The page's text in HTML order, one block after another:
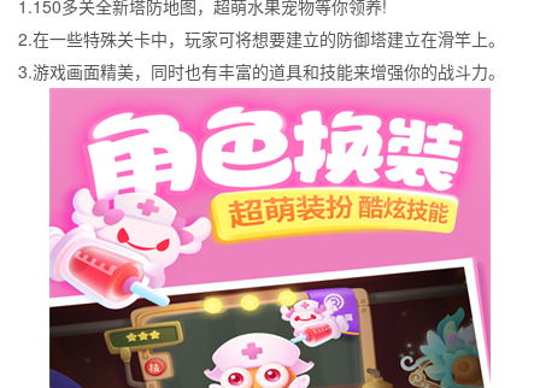
1.150多关全新塔防地图，超萌水果宠物等你领养!
2.在一些特殊关卡中，玩家可将想要建立的防御塔建立在滑竿上。
3.游戏画面精美，同时也有丰富的道具和技能来增强你的战斗力。